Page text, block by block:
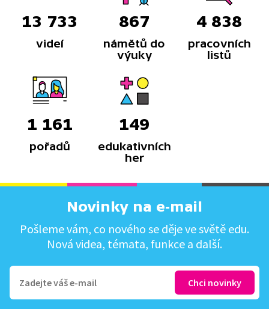
13 733
videí
867
námětů do
výuky
4 838
pracovních
listů
1 161
pořadů
149
edukativních
her
Novinky na e-mail
Pošleme vám, co nového se děje ve světě edu.
Nová videa, témata, funkce a další.